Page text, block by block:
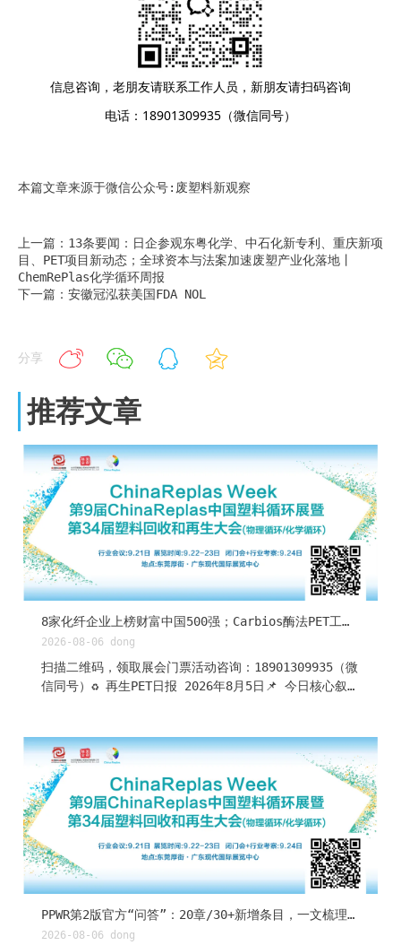
信息咨询，老朋友请联系工作人员，新朋友请扫码咨询
电话：18901309935（微信同号）
本篇文章来源于微信公众号:废塑料新观察
上一篇：13条要闻：日企参观东粤化学、中石化新专利、重庆新项
目、PET项目新动态；全球资本与法案加速废塑产业化落地丨
ChemRePlas化学循环周报
下一篇：安徽冠泓获美国FDA NOL
分享
推荐文章
8家化纤企业上榜财富中国500强；Carbios酶法PET工厂融资关闭推迟……|再生PET日报
2026-08-06 dong
扫描二维码，领取展会门票活动咨询：18901309935（微
信同号）♻️ 再生PET日报 2026年8月5日📌 今日核心叙
元，PTA掉头跟跌3.66%回吐昨日全部涨幅，聚酯链全线
重挫。政策端PPWR仅剩7天（8月12日生效），所有对欧
出口包装企业的合规窗口进入读秒阶段。国际端Carbios
法国Longlaville酶法回收工厂融资再度延期。再生PET
瓶片暂稳抗跌（广州冷水蓝白4200），PET基准价
7627.50持平，价差格局面临原油下行通道下的重塑。🏭
产业动态 1 江南大学新型催化剂：190℃温和条件6小时
完全解聚PET 江南大学曹静静博士联合德国科研人员，成
功开发出"不饱和配位缺陷氧化锌纳米片催化剂"（发表于
《自然·通讯》）。该催化剂在190℃、近中性水相、无需
有机溶剂和强碱的温和条件下，仅6小时即可将PET完全解
PPWR第2版官方“问答”：20章/30+新增条目，一文梳理塑料循环经济合规要点
2026-08-06 dong